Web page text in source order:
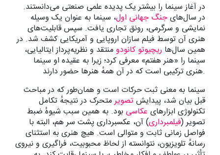
در آغاز سینما را بیشتر یک پدیده علمی صنعتی می‌دانستند.
در سال‌هایجنگ جهانی اول، سینما به عنوان یک وسیله
نمایشی و سرگرمی، رونق تجاری یافت. سپس قابلیت‌های
هنری آن توسط فیلم سازان اروپایی و آمریکایی کشف شد. در
همین سال‌ها ریچیوتو کانودومنتقد و نظریه‌پرداز ایتالیایی،
سینما را «هنر هفتم» معرفی کرد؛ زیرا به عقیده او سینما
هنری ترکیبی است که در آن همهٔ هنرها حضور دارند.
سینما به معنی ثبت حرکات است و همان‌طور که در مباحث
قبل بیان شد، پیدایشتصویرمتحرک در نتیجهٔ تکامل
تکنولوژی ابزارهای عکاسی بود. به همین سبب شیوهٔ ضبط
تصویر (فیلمبرداری) آن، عکسبرداری پشت سر هم، البته با
فواصل زمانی ثابت و متوالی است. هیچ هنری به استثنای
رسانهٔ تلویزیون، نتوانسته از لحاظ محبوبیت، فراگیری و نیروی